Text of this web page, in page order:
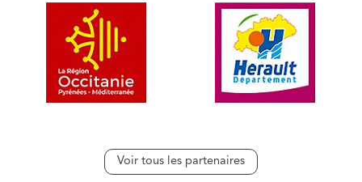
Voir tous les partenaires